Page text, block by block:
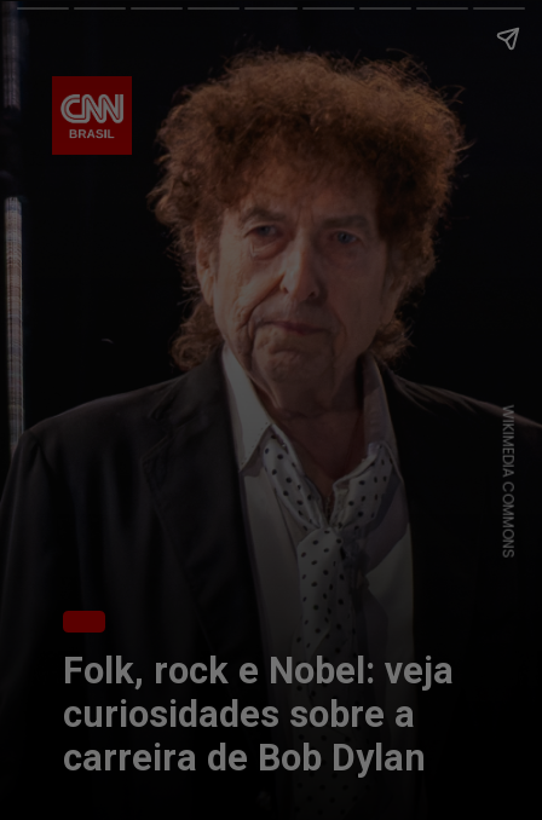
Folk, rock e Nobel: veja
curiosidades sobre a
carreira de Bob Dylan
WIKIMEDIA COMMONS